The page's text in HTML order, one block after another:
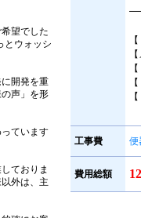
望でした
とウォッシ
開発を重
声」を形
ています
ておりま
外は、主
工事費 便
費用総額